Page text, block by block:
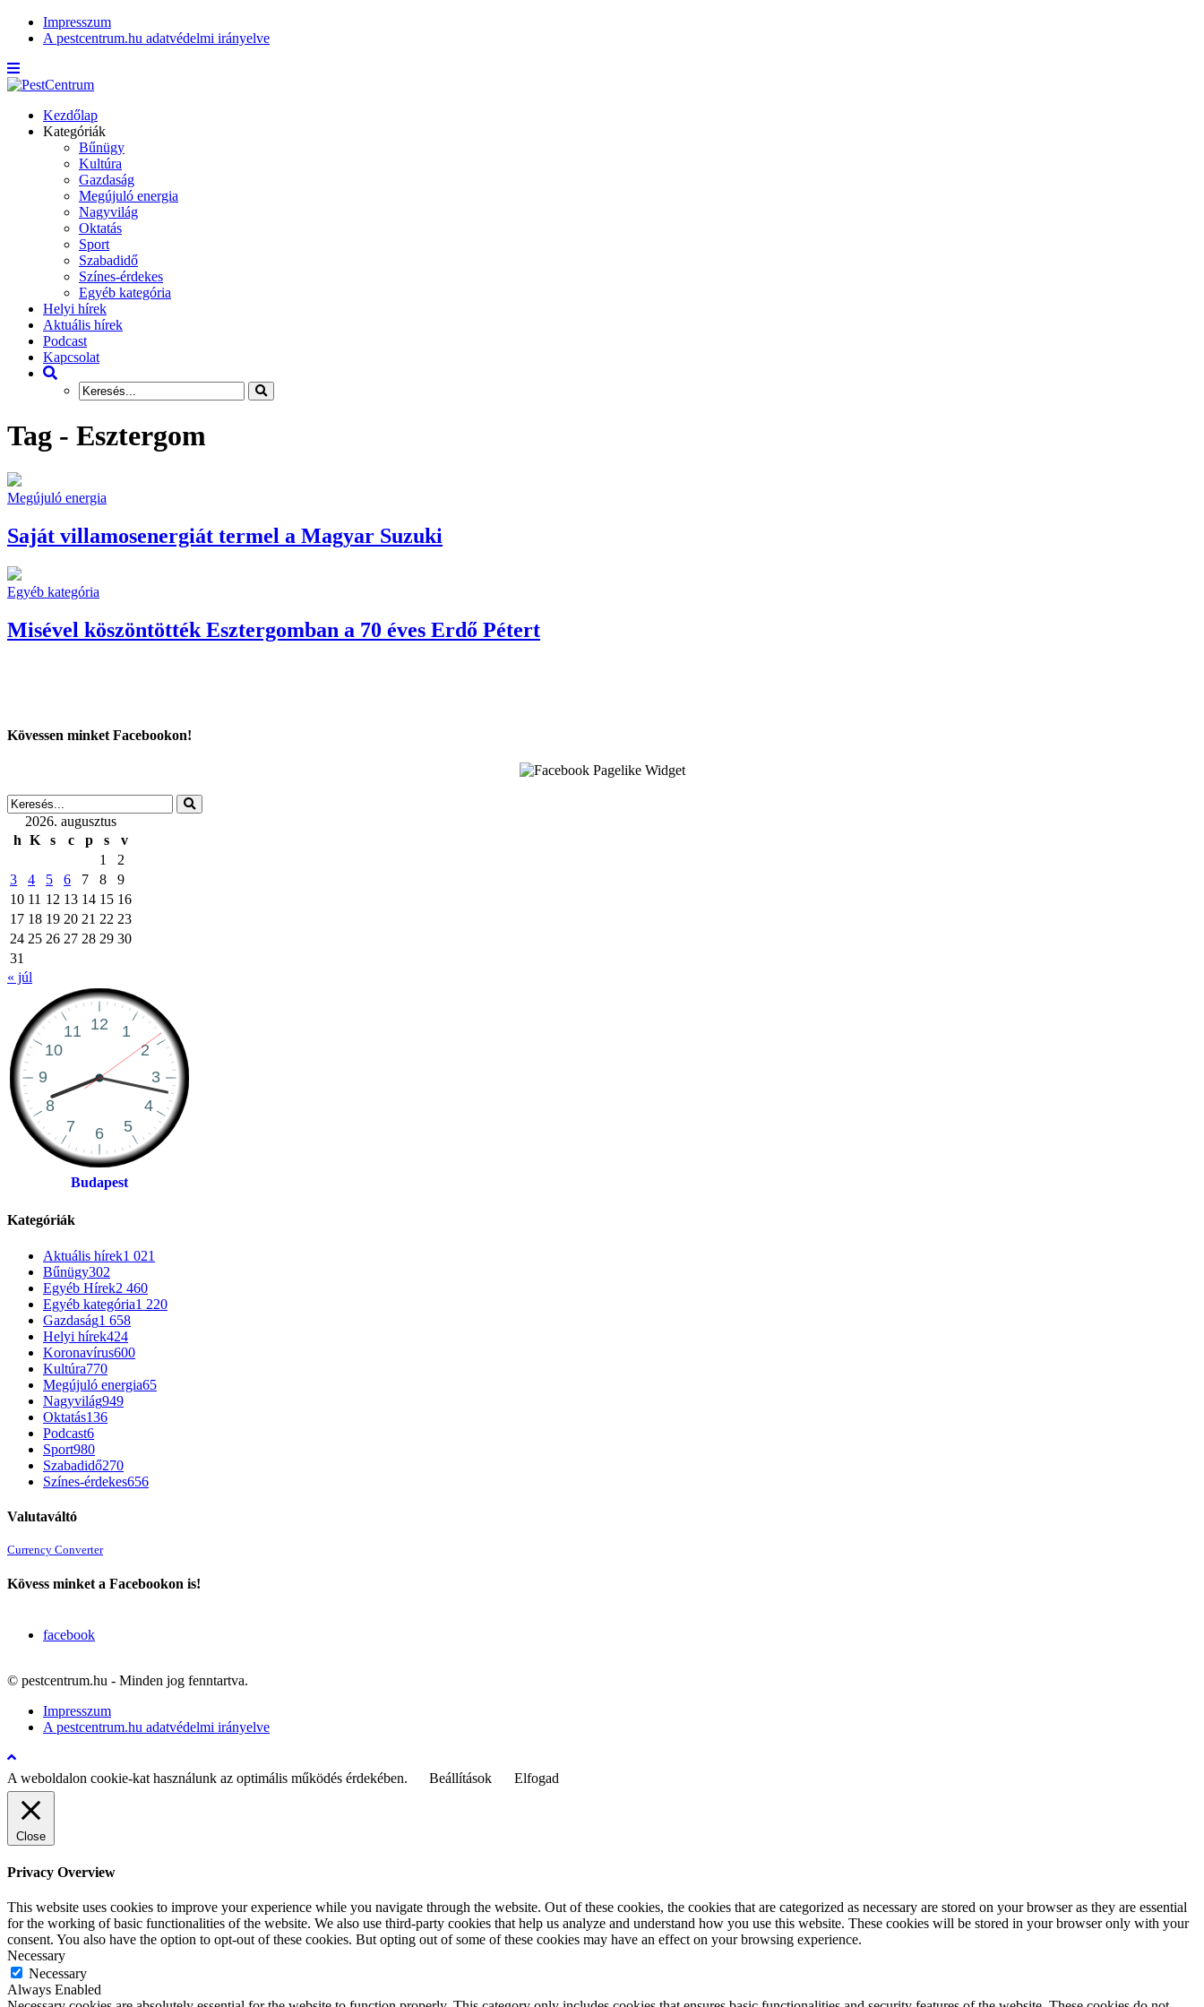
Impresszum
A pestcentrum.hu adatvédelmi irányelve
Kezdőlap
Kategóriák
Bűnügy
Kultúra
Gazdaság
Megújuló energia
Nagyvilág
Oktatás
Sport
Szabadidő
Színes-érdekes
Egyéb kategória
Helyi hírek
Aktuális hírek
Podcast
Kapcsolat
Tag - Esztergom
Megújuló energia
Saját villamosenergiát termel a Magyar Suzuki
Egyéb kategória
Misével köszöntötték Esztergomban a 70 éves Erdő Pétert
Kövessen minket Facebookon!
2026. augusztus
h K s c p s
v
1
2
3
4 5 6 7 8
9
10 11 12 13 14 15 16
17 18 19 20 21 22 23
24 25 26 27 28 29 30
31
« júl
Budapest
Kategóriák
Aktuális hírek1 021
Bűnügy302
Egyéb Hírek2 460
Egyéb kategória1 220
Gazdaság1 658
Helyi hírek424
Koronavírus600
Kultúra770
Megújuló energia65
Nagyvilág949
Oktatás136
Podcast6
Sport980
Szabadidő270
Színes-érdekes656
Valutaváltó
Currency Converter
Kövess minket a Facebookon is!
facebook
© pestcentrum.hu - Minden jog fenntartva.
Impresszum
A pestcentrum.hu adatvédelmi irányelve
A weboldalon cookie-kat használunk az optimális működés érdekében. Beállítások Elfogad
Close
Privacy Overview
This website uses cookies to improve your experience while you navigate through the website. Out of these cookies, the cookies that are categorized as necessary are stored on your browser as they are essential
for the working of basic functionalities of the website. We also use third-party cookies that help us analyze and understand how you use this website. These cookies will be stored in your browser only with your
consent. You also have the option to opt-out of these cookies. But opting out of some of these cookies may have an effect on your browsing experience.
Necessary
Necessary
Always Enabled